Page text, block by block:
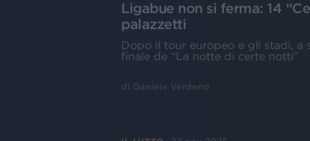
Ligabue non si ferma: 14
palazzetti
Dopo il tour europeo e gli stadi, a
finale de “La notte di certe notti”
di Daniele Verderio